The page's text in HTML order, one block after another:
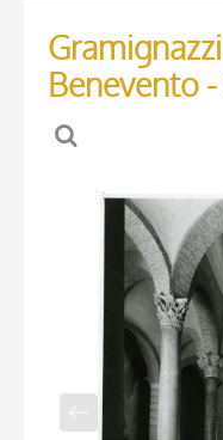
Benevento